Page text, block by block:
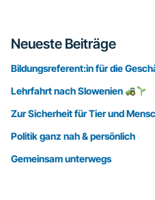
Seitenspalte
Neueste Beiträge
Bildungsreferent:in für die
Lehrfahrt nach Slowenien
Zur Sicherheit für Tier und
Politik ganz nah & persönlich
Gemeinsam unterwegs